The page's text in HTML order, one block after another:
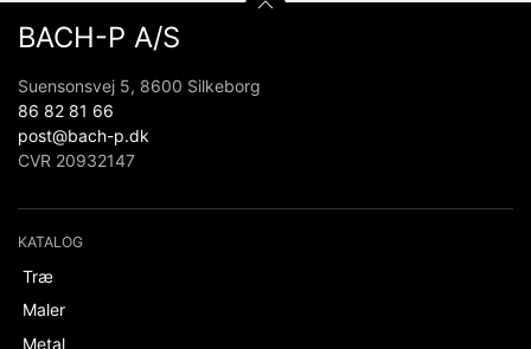
BACH-P A/S
Suensonsvej 5, 8600 Silkeborg
86 82 81 66
post@bach-p.dk
CVR 20932147
KATALOG
Træ
Maler
Metal